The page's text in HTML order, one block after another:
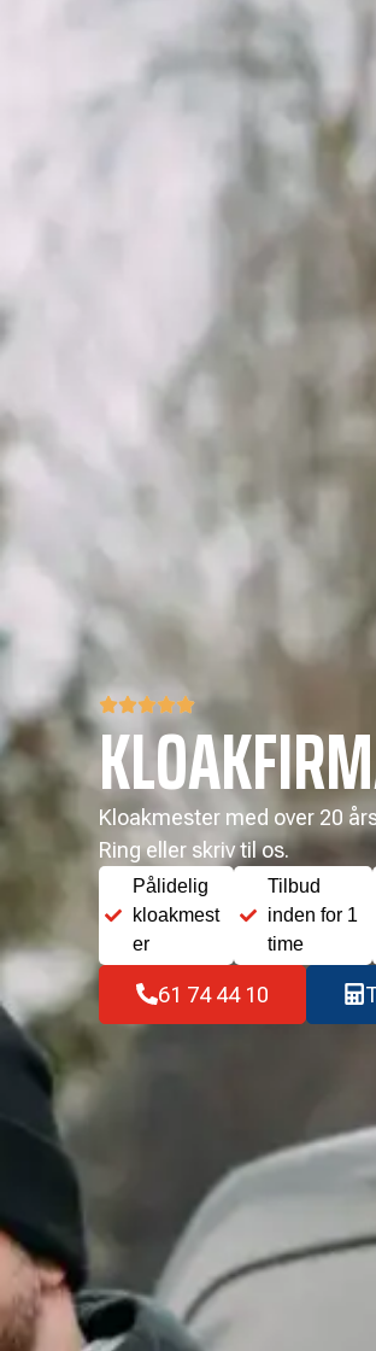
Kloakmester med over 20
Ring eller skriv til os.
Pålidelig
kloakmest
er
Tilbud
inden for 1
time
61 74 44 10